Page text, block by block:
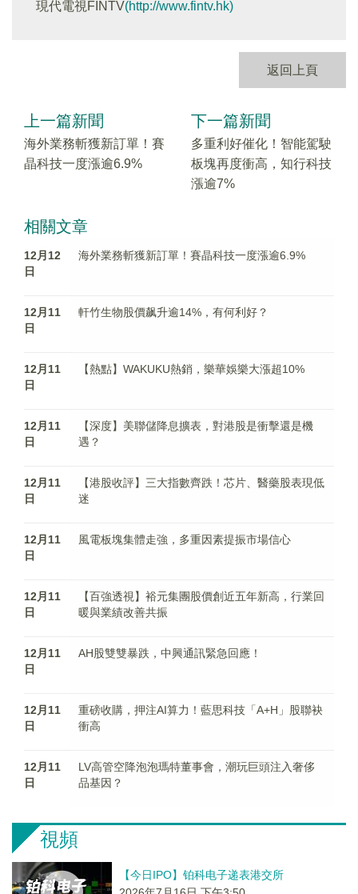
現代電視FINTV(http://www.fintv.hk)
返回上頁
上一篇新聞
海外業務斬獲新訂單！賽
晶科技一度漲逾6.9%
下一篇新聞
多重利好催化！智能駕駛
板塊再度衝高，知行科技
漲逾7%
相關文章
12月12
日
海外業務斬獲新訂單！賽晶科技一度漲逾6.9%
12月11
日
軒竹生物股價飙升逾14%，有何利好？
12月11
日
【熱點】WAKUKU熱銷，樂華娛樂大漲超10%
12月11
日
【深度】美聯儲降息擴表，對港股是衝擊還是機
遇？
12月11
日
【港股收評】三大指數齊跌！芯片、醫藥股表現低
迷
12月11
日
風電板塊集體走強，多重因素提振市場信心
12月11
日
【百強透視】裕元集團股價創近五年新高，行業回
暖與業績改善共振
12月11
日
AH股雙雙暴跌，中興通訊緊急回應！
12月11
日
重磅收購，押注AI算力！藍思科技「A+H」股聯袂
衝高
12月11
日
LV高管空降泡泡瑪特董事會，潮玩巨頭注入奢侈
品基因？
視頻
【今日IPO】铂科电子递表港交所